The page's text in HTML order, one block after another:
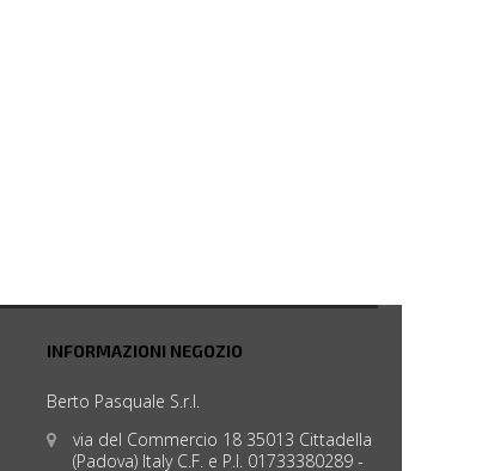
INFORMAZIONI NEGOZIO
Berto Pasquale S.r.l.
via del Commercio 18 35013 Cittadella
(Padova) Italy C.F. e P.I. 01733380289 -